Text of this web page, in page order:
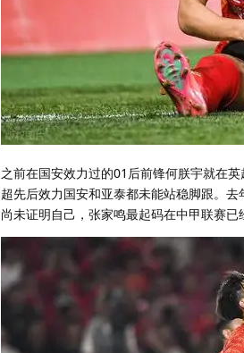
之前在国安效力过的01后前锋何朕宇就在
超先后效力国安和亚泰都未能站稳脚跟。
尚未证明自己，张家鸣最起码在中甲联赛已